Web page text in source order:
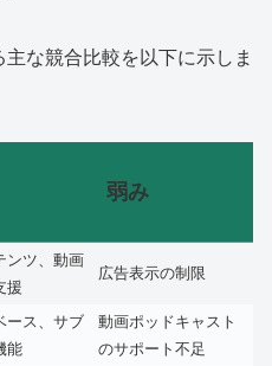
な競合比較を以下に示しま
弱み
ンツ、動画
援
広告表示の制限
ース、サブ
能
動画ポッドキャスト
のサポート不足